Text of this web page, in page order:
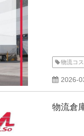
物流コ
2026-
物流倉